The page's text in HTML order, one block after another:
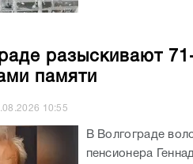
разыскивают
памяти
10:55
В Волгограде
пенсионера